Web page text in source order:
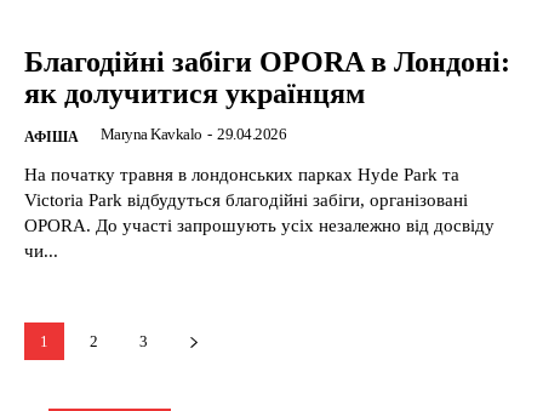
Благодійні забіги OPORA в Лондоні:
як долучитися українцям
АФІША Maryna Kavkalo - 29.04.2026
На початку травня в лондонських парках Hyde Park та
Victoria Park відбудуться благодійні забіги, організовані
OPORA. До участі запрошують усіх незалежно від досвіду
чи...
1 2 3